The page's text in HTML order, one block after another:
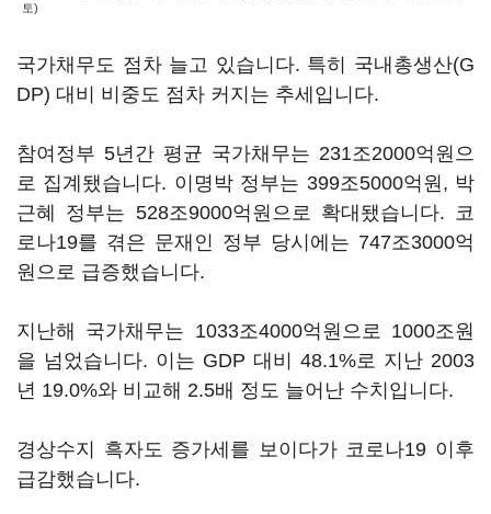
토)
국가채무도 점차 늘고 있습니다. 특히 국내총생산(G
DP) 대비 비중도 점차 커지는 추세입니다.
참여정부 5년간 평균 국가채무는 231조2000억원으
로 집계됐습니다. 이명박 정부는 399조5000억원, 박
근혜 정부는 528조9000억원으로 확대됐습니다. 코
로나19를 겪은 문재인 정부 당시에는 747조3000억
원으로 급증했습니다.
지난해 국가채무는 1033조4000억원으로 1000조원
을 넘었습니다. 이는 GDP 대비 48.1%로 지난 2003
년 19.0%와 비교해 2.5배 정도 늘어난 수치입니다.
경상수지 흑자도 증가세를 보이다가 코로나19 이후
급감했습니다.